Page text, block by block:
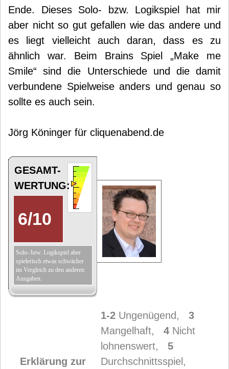
Ende. Dieses Solo- bzw. Logikspiel hat mir
aber nicht so gut gefallen wie das andere und
es liegt vielleicht auch daran, dass es zu
ähnlich war. Beim Brains Spiel „Make me
Smile“ sind die Unterschiede und die damit
verbundene Spielweise anders und genau so
sollte es auch sein.
Jörg Köninger für cliquenabend.de
GESAMT-
WERTUNG:
6/10
Solo- bzw. Logikspiel aber
spielerisch etwas schwächer
im Vergleich zu den anderen
Ausgaben.
Erklärung zur
1-2 Ungenügend, 3
Mangelhaft, 4 Nicht
lohnenswert, 5
Durchschnittsspiel,